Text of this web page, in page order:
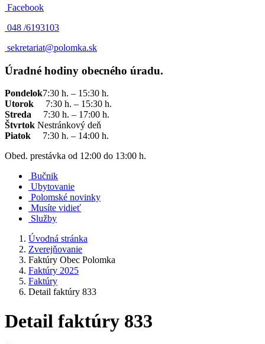
Facebook
048 /6193103
sekretariat@polomka.sk
Úradné hodiny obecného úradu.
Pondelok7:30 h. – 15:30 h.
Utorok 7:30 h. – 15:30 h.
Streda 7:30 h. – 17:00 h.
Štvrtok Nestránkový deň
Piatok
7:30 h. – 14:00 h.
Obed. prestávka od 12:00 do 13:00 h.
Bučnik
Ubytovanie
Polomské novinky
Musíte vidieť
Služby
Úvodná stránka
Zverejňovanie
Faktúry Obec Polomka
Faktúry 2025
Faktúry
Detail faktúry 833
Detail faktúry 833